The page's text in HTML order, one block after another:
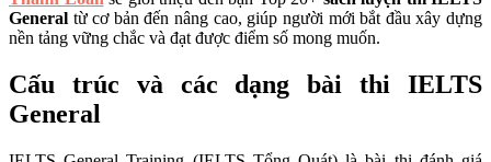
General từ cơ bản đến nâng cao, giúp người mới bắt đầu xây dựng
nền tảng vững chắc và đạt được điểm số mong muốn.
Cấu trúc và các dạng bài thi IELTS
General